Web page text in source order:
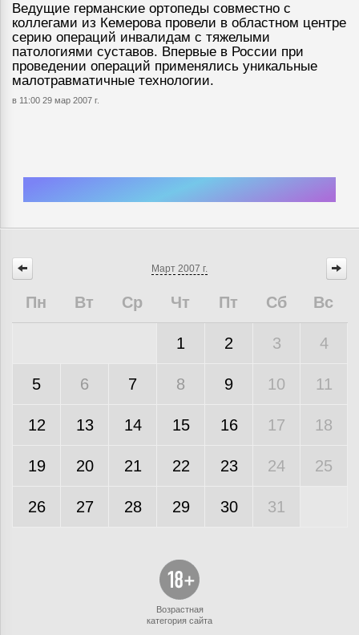
Ведущие германские ортопеды совместно с
коллегами из Кемерова провели в областном центре
серию операций инвалидам с тяжелыми
патологиями суставов. Впервые в России при
проведении операций применялись уникальные
малотравматичные технологии.
в 11:00 29 мар 2007 г.
Март 2007 г.
Пн Вт Ср Чт Пт Сб Вс
1 2 3 4
5 6 7 8 9 10 11
12 13 14 15 16 17 18
19 20 21 22 23 24 25
26 27 28 29 30 31
Возрастная
категория сайта